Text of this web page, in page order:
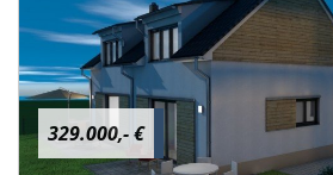
329.000,- €